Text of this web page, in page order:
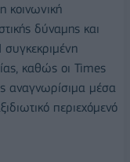
κοινωνική
δύναμης και
συγκεκριμένη
καθώς οι Times
αναγνωρίσιμα μέσα
περιεχόμενό